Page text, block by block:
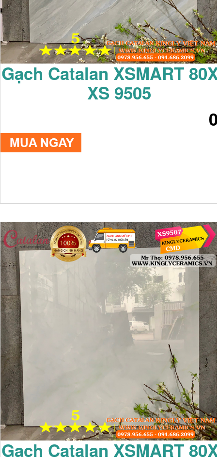
Gạch Catalan XSMART
XS 9505
Gạch Catalan XSMART